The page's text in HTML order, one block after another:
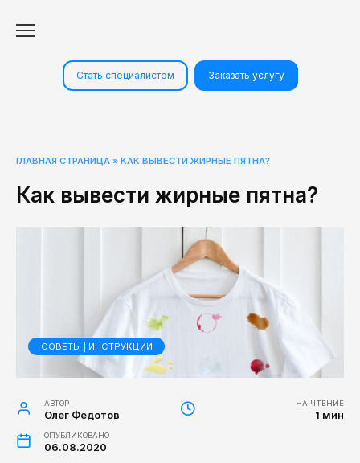
Стать специалистом Заказать услугу
ГЛАВНАЯ СТРАНИЦА » КАК ВЫВЕСТИ ЖИРНЫЕ ПЯТНА?
Как вывести жирные пятна?
СОВЕТЫ | ИНСТРУКЦИИ
АВТОР
Олег Федотов
НА ЧТЕНИЕ
1 мин
ОПУБЛИКОВАНО
06.08.2020